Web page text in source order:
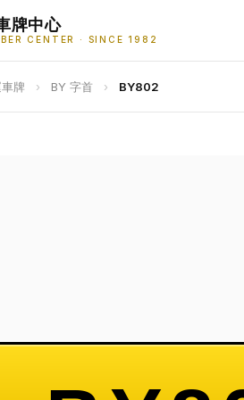
牌中心
CENTER · SINCE 1982
牌 › BY 字首 › BY802